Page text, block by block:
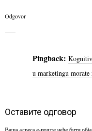
Odgovor
Pingback:
u marketingu
Оставите одговор